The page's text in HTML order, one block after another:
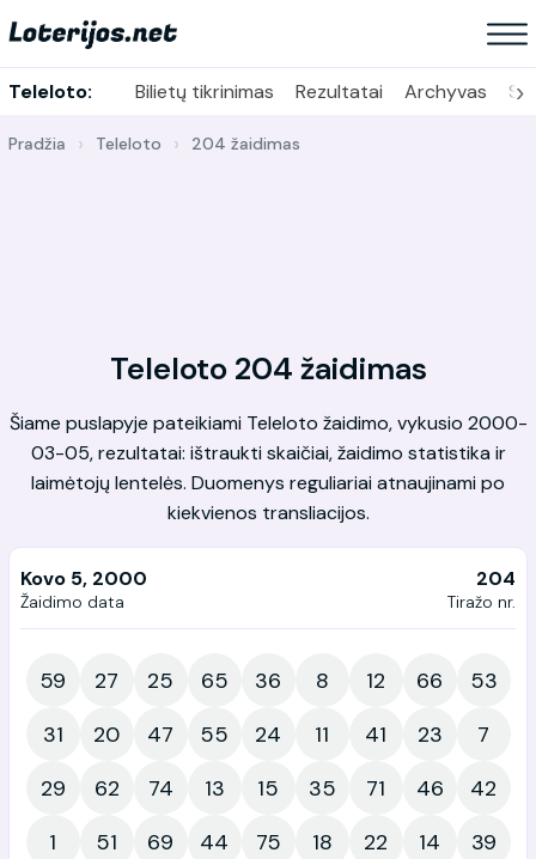
Teleloto: Bilietų tikrinimas Rezultatai Archyvas ›
Pradžia Teleloto 204 žaidimas
Teleloto 204 žaidimas
Šiame puslapyje pateikiami Teleloto žaidimo, vykusio 2000-
03-05, rezultatai: ištraukti skaičiai, žaidimo statistika ir
laimėtojų lentelės. Duomenys reguliariai atnaujinami po
kiekvienos transliacijos.
Kovo 5, 2000
Žaidimo data
204
Tiražo nr.
59 27 25 65 36 8 12 66
53
31
20 47 55 24 11 41 23
7
29
62 74 13 15 35 71 46
42
1
51 69 44 75 18 22 14
39